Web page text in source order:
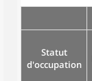
Statut
d'occupation